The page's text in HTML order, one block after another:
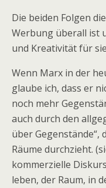
Die beiden Folgen
Werbung überall ist
und Kreativität für
Wenn Marx in der
glaube ich, dass er
noch mehr
auch durch den
über
Räume durchzieht.
kommerzielle
leben, der Raum, in